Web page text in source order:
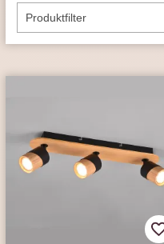
Produktfilter